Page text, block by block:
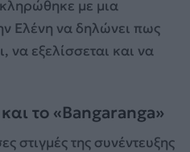
με μια
Ελένη να δηλώνει πως
να εξελίσσεται και να
το «Bangaranga»
στιγμές της συνέντευξης